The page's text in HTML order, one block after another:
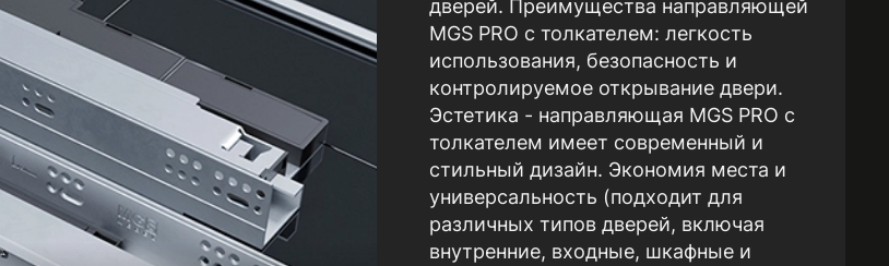
дверей. Преимущества направляющей
MGS PRO с толкателем: легкость
использования, безопасность и
контролируемое открывание двери.
Эстетика - направляющая MGS PRO с
толкателем имеет современный и
стильный дизайн. Экономия места и
универсальность (подходит для
различных типов дверей, включая
внутренние, входные, шкафные и